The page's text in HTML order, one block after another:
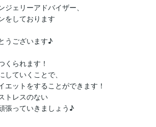
ェリーアドバイザー、
をしております
うございます♪
くられます！
ていくことで、
エットをすることができます！
トレスのない
張っていきましょう♪